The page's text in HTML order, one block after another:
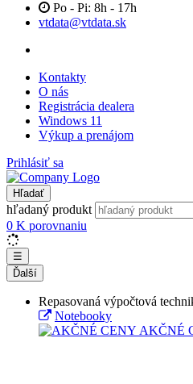
Po - Pi: 8h - 17h
vtdata@vtdata.sk
Kontakty
O nás
Registrácia dealera
Windows 11
Výkup a prenájom
Prihlásiť sa
Hľadať
hľadaný produkt
0 K porovnaniu
☰
Ďalší
Repasovaná výpočtová
Notebooky
AKČNÉ